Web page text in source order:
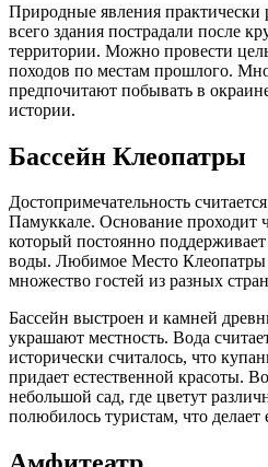
Природные явления
всего здания пострадали после
территории. Можно провести
походов по местам прошлого.
предпочитают побывать в
истории.
Бассейн Клеопатры
Достопримечательность
Памуккале. Основание проходит
который постоянно
воды. Любимое Место Клеопатры
множество гостей из разных
Бассейн выстроен и камней
украшают местность. Вода
исторически считалось, что
придает естественной красоты.
небольшой сад, где цветут
полюбилось туристам, что делает